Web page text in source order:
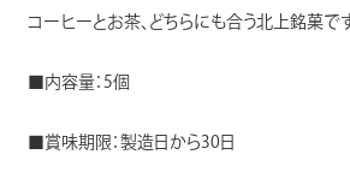
コーヒーとお茶、どちらにも合う北上銘菓です
■内容量：5個
■賞味期限：製造日から30日